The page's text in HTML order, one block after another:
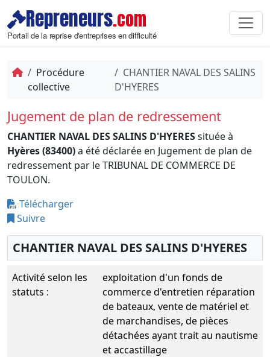
Repreneurs.com
Portail de la reprise d'entreprises en difficulté
Procédure
collective
CHANTIER NAVAL DES SALINS
D'HYERES
Jugement de plan de redressement
CHANTIER NAVAL DES SALINS D'HYERESsituée à
Hyères (83400)a été déclarée en Jugement de plan de
redressement par le TRIBUNAL DE COMMERCE DE
TOULON.
Télécharger
Suivre
CHANTIER NAVAL DES SALINS D'HYERES
Activité selon les
statuts :
exploitation d'un fonds de
commerce d'entretien réparation
de bateaux, vente de matériel et
de marchandises, de pièces
détachées ayant trait au nautisme
et accastillage